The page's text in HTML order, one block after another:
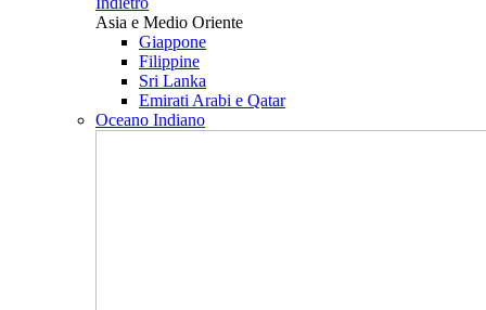
Asia e Medio Oriente
Giappone
Filippine
Sri Lanka
Emirati Arabi e Qatar
Oceano Indiano